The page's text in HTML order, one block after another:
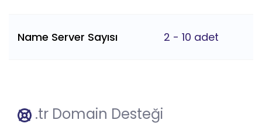
Name Server Sayısı 2 - 10 adet
.tr Domain Desteği